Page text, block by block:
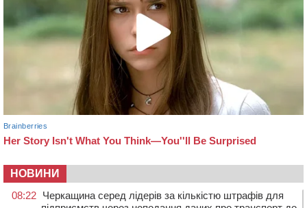
НОВИНИ
08:22 Черкащина серед лідерів за кількістю штрафів для